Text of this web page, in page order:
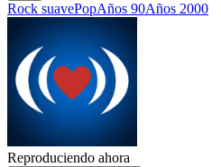
Rock suavePopAños 90Años 2000
Reproduciendo ahora